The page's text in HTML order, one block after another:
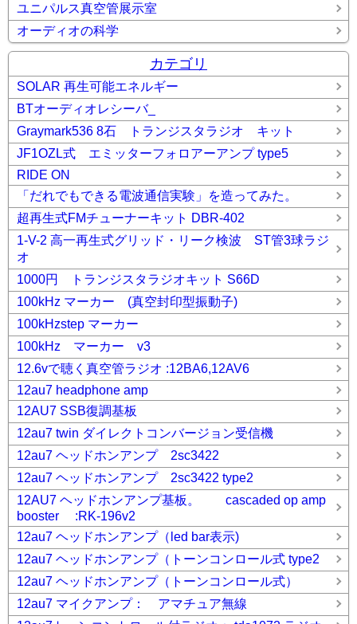
ユニパルス真空管展示室
オーディオの科学
カテゴリ
SOLAR 再生可能エネルギー
BTオーディオレシーバ_
Graymark536 8石 トランジスタラジオ キット
JF1OZL式 エミッターフォロアーアンプ type5
RIDE ON
「だれでもできる電波通信実験」を造ってみた。
超再生式FMチューナーキット DBR-402
1-V-2 高一再生式グリッド・リーク検波 ST管3球ラジ
オ
1000円 トランジスタラジオキット S66D
100kHz マーカー (真空封印型振動子)
100kHzstep マーカー
100kHz マーカー v3
12.6vで聴く真空管ラジオ :12BA6,12AV6
12au7 headphone amp
12AU7 SSB復調基板
12au7 twin ダイレクトコンバージョン受信機
12au7 ヘッドホンアンプ 2sc3422
12au7 ヘッドホンアンプ 2sc3422 type2
12AU7 ヘッドホンアンプ基板。 cascaded op amp
booster :RK-196v2
12au7 ヘッドホンアンプ（led bar表示)
12au7 ヘッドホンアンプ（トーンコンロール式 type2
12au7 ヘッドホンアンプ（トーンコンロール式）
12au7 マイクアンプ： アマチュア無線